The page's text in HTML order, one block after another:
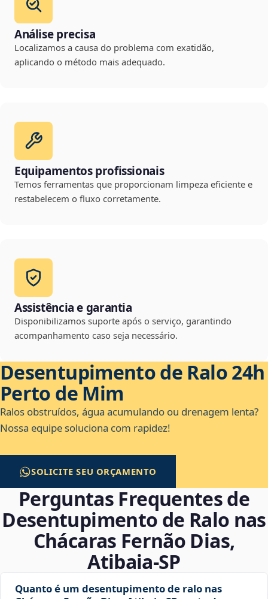
Análise precisa
Localizamos a causa do problema com exatidão,
aplicando o método mais adequado.
Equipamentos profissionais
Temos ferramentas que proporcionam limpeza eficiente e
restabelecem o fluxo corretamente.
Assistência e garantia
Disponibilizamos suporte após o serviço, garantindo
acompanhamento caso seja necessário.
Desentupimento de Ralo 24h
Perto de Mim
Ralos obstruídos, água acumulando ou drenagem lenta?
Nossa equipe soluciona com rapidez!
SOLICITE SEU ORÇAMENTO
Perguntas Frequentes de
Desentupimento de Ralo nas
Chácaras Fernão Dias,
Atibaia‑SP
Quanto é um desentupimento de ralo nas